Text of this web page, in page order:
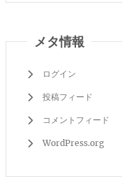
メタ情報
ログイン
投稿フィード
コメントフィード
WordPress.org